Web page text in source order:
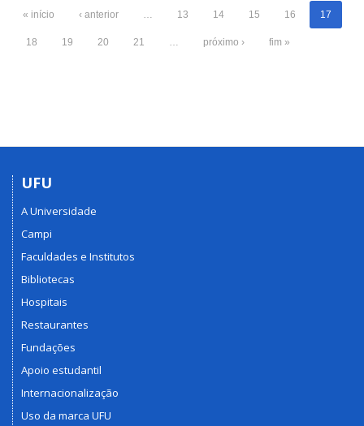
« início ‹ anterior … 13 14 15 16 17
18 19 20 21 … próximo › fim »
UFU
A Universidade
Campi
Faculdades e Institutos
Bibliotecas
Hospitais
Restaurantes
Fundações
Apoio estudantil
Internacionalização
Uso da marca UFU